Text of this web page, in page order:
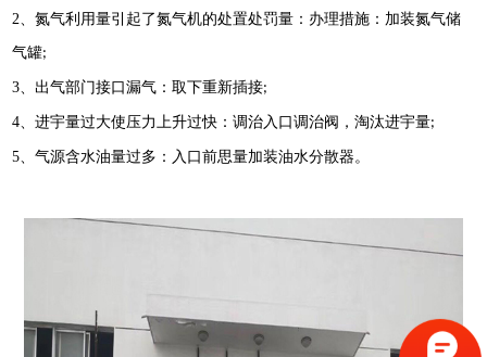
2、氮气利用量引起了氮气机的处置处罚量：办理措施：加装氮气储
气罐;
3、出气部门接口漏气：取下重新插接;
4、进宇量过大使压力上升过快：调治入口调治阀，淘汰进宇量;
5、气源含水油量过多：入口前思量加装油水分散器。